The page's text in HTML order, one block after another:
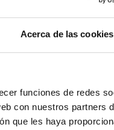
Acerca de las cookies
funciones de redes
con nuestros partners
que les haya
Haga una
técnico de